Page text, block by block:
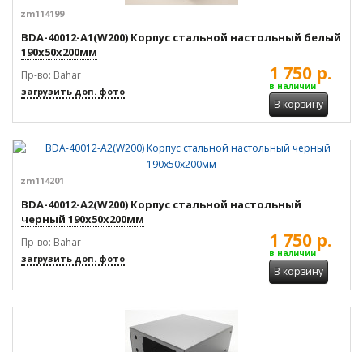
zm114199
BDA-40012-A1(W200) Корпус стальной настольный белый
190x50x200мм
Пр-во: Bahar
загрузить доп. фото
1 750 р.
в наличии
В корзину
zm114201
BDA-40012-A2(W200) Корпус стальной настольный
черный 190x50x200мм
Пр-во: Bahar
загрузить доп. фото
1 750 р.
в наличии
В корзину